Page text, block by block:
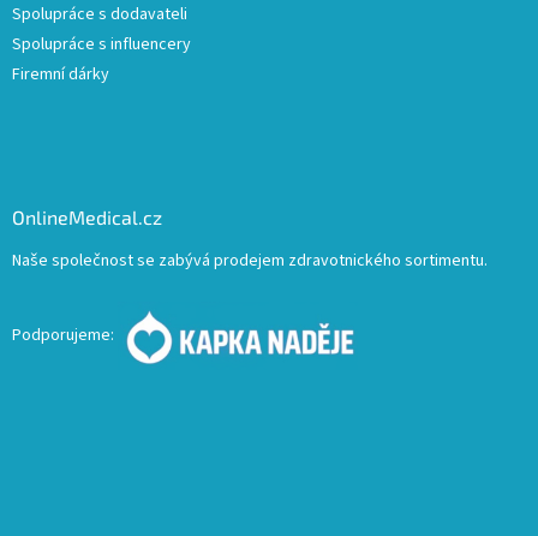
Spolupráce s dodavateli
Spolupráce s influencery
Firemní dárky
OnlineMedical.cz
Naše společnost se zabývá prodejem zdravotnického sortimentu.
Podporujeme: